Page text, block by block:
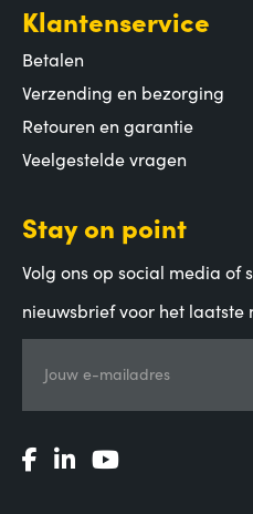
Klantenservice
Betalen
Verzending en bezorging
Retouren en garantie
Veelgestelde vragen
Stay on point
Volg ons op social media of
nieuwsbrief voor het laatste
Jouw e-mailadres